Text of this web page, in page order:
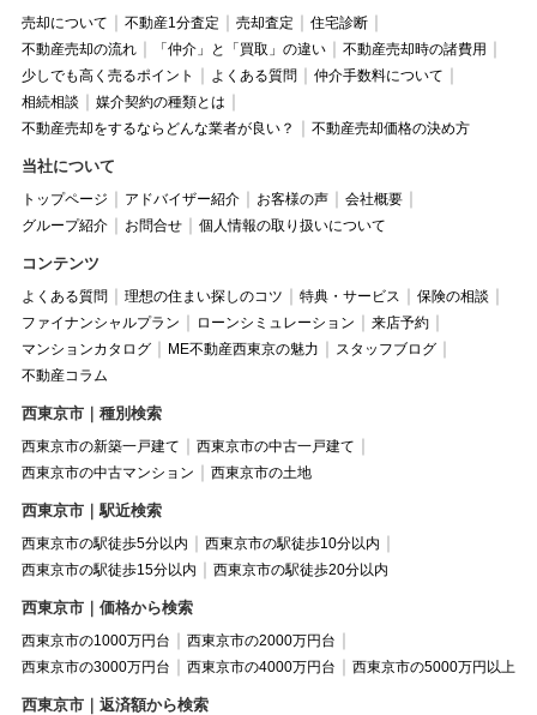
売却について 不動産1分査定 売却査定
住宅診断
不動産売却の流れ
「仲介」と「買取」の違い
不動産売却時の諸費用
少しでも高く売るポイント
よくある質問
仲介手数料について
相続相談
媒介契約の種類とは
不動産売却をするならどんな業者が良い？
不動産売却価格の決め方
当社について
トップページ アドバイザー紹介 お客様の声
会社概要
グループ紹介
お問合せ 個人情報の取り扱いについて
コンテンツ
よくある質問 理想の住まい探しのコツ 特典・サービス
保険の相談
ファイナンシャルプラン
ローンシミュレーション
来店予約
マンションカタログ
ME不動産西東京の魅力
スタッフブログ
不動産コラム
西東京市｜種別検索
西東京市の新築一戸建て
西東京市の中古一戸建て
西東京市の中古マンション
西東京市の土地
西東京市｜駅近検索
西東京市の駅徒歩5分以内
西東京市の駅徒歩10分以内
西東京市の駅徒歩15分以内
西東京市の駅徒歩20分以内
西東京市｜価格から検索
西東京市の1000万円台
西東京市の2000万円台
西東京市の3000万円台
西東京市の4000万円台 西東京市の5000万円以上
西東京市｜返済額から検索